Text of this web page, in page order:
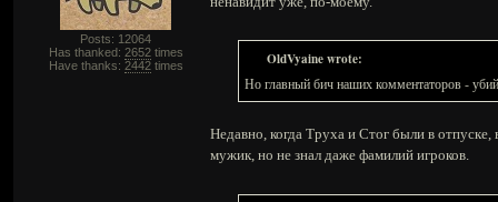
Posts: 12064
Has thanked: 2652times
Have thanks: 2442times
OldVyaine wrote:
Но главный бич наших комментаторов -
Недавно, когда Труха и Стог были в
мужик, но не знал даже фамилий игроков.